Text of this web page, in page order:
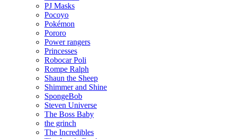
PJ Masks
Pocoyo
Pokémon
Pororo
Power rangers
Princesses
Robocar Poli
Rompe Ralph
Shaun the Sheep
Shimmer and Shine
SpongeBob
Steven Universe
The Boss Baby
the grinch
The Incredibles